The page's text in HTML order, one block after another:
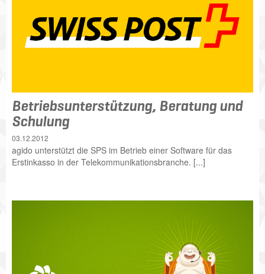
Betriebsunterstützung, Beratung und
Schulung
03.12.2012
agido unterstützt die SPS im Betrieb einer Software für das
Erstinkasso in der Telekommunikationsbranche. [...]